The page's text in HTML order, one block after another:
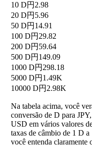
10 D円2.98
20 D円5.96
50 D円14.91
100 D円29.82
200 D円59.64
500 D円149.09
1000 D円298.18
5000 D円1.49K
10000 D円2.98K
Na tabela acima, você
conversão de D para
USD em vários valores
taxas de câmbio de 1 D
você entenda claramente